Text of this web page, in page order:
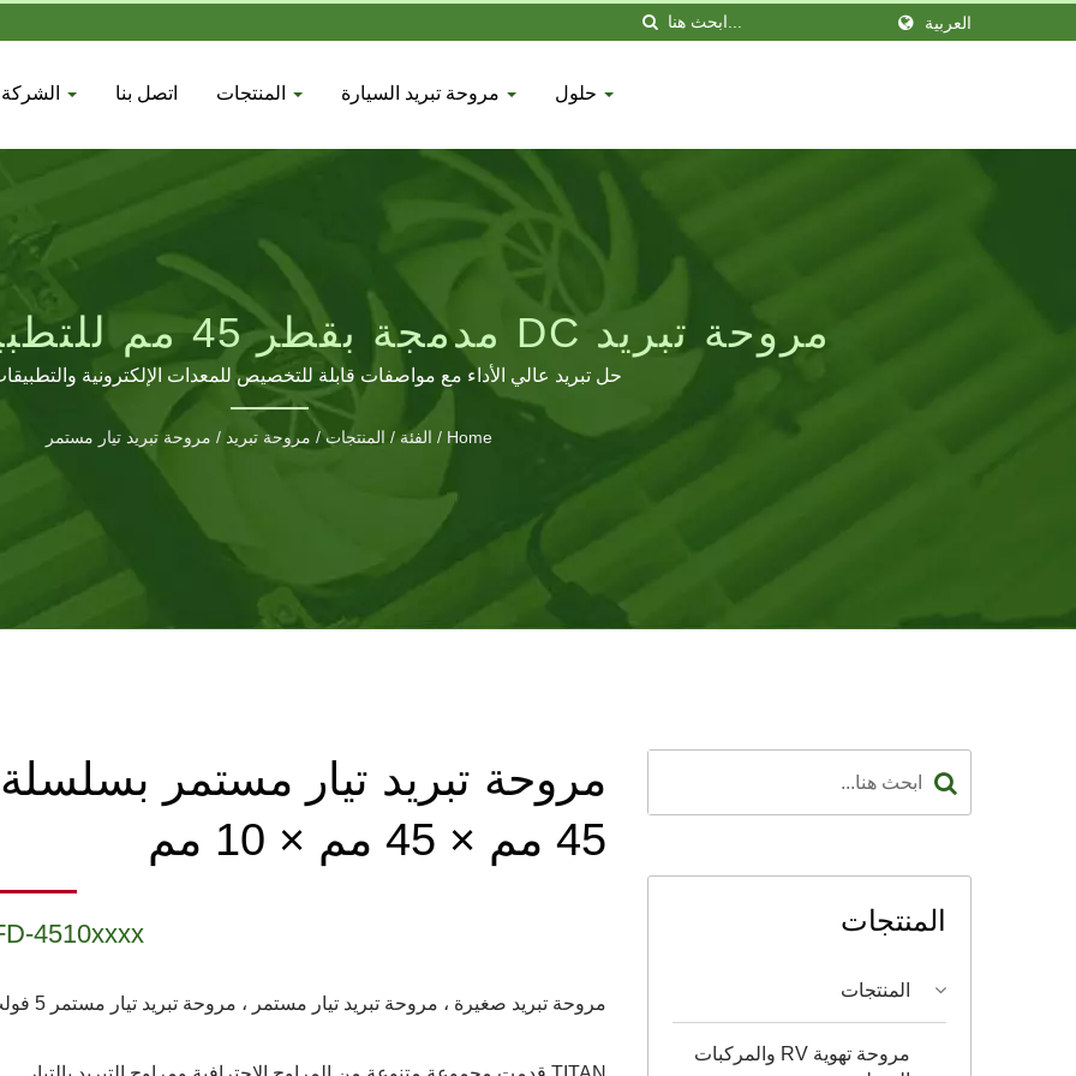
العربية
اتصل بنا
مروحة تبريد DC مدمجة بقطر 45 مم للتطبيقات الاحترافية
حل تبريد عالي الأداء مع مواصفات قابلة للتخصيص للمعدات الإلكترونية
Home
/ الفئة / المنتجات / مروحة تبريد / مروحة تبريد تيار مستمر
مروحة تبريد تيار مستمر بسلسلة
45 مم × 45 مم × 10 مم
4510xxxx
مروحة تبريد صغيرة ، مروحة تبريد تيار مستمر ، مروحة تبريد تيار مستمر 5 فولت
المنتجات
المنتجات
مروحة تهوية RV والمركبات